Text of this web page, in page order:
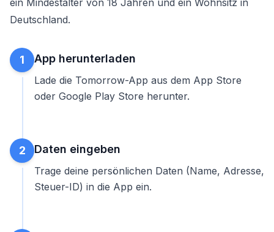
ein Mindestalter von 18 Jahren und ein Wohnsitz in
Deutschland.
1 App herunterladen
Lade die Tomorrow-App aus dem App Store
oder Google Play Store herunter.
2 Daten eingeben
Trage deine persönlichen Daten (Name, Adresse,
Steuer-ID) in die App ein.